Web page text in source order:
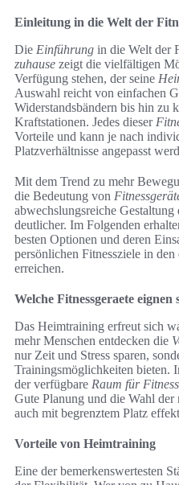
Einleitung in die Welt der
Die Einführung in die Welt der
zuhause zeigt die vielfältigen
Verfügung stehen, der seine
Auswahl reicht von einfachen
Widerstandsbändern bis hin zu
Kraftstationen. Jedes dieser
Vorteile und kann je nach
Platzverhältnisse angepasst
Mit dem Trend zu mehr
die Bedeutung von
abwechslungsreiche Gestaltung
deutlicher. Im Folgenden
besten Optionen und deren
persönlichen Fitnessziele in
erreichen.
Welche Fitnessgeraete eignen
Das Heimtraining erfreut sich
mehr Menschen entdecken die
nur Zeit und Stress sparen,
Trainingsmöglichkeiten bieten.
der verfügbare Raum für
Gute Planung und die Wahl der
auch mit begrenztem Platz
Vorteile von Heimtraining
Eine der bemerkenswertesten